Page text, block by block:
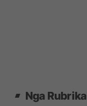
Nga Rubrika